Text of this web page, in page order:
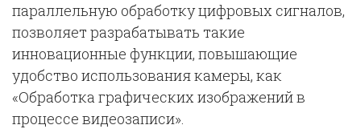
параллельную обработку цифровых сигналов,
позволяет разрабатывать такие
инновационные функции, повышающие
удобство использования камеры, как
«Обработка графических изображений в
процессе видеозаписи».